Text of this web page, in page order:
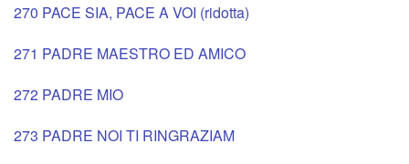
270 PACE SIA, PACE A VOI (ridotta)
271 PADRE MAESTRO ED AMICO
272 PADRE MIO
273 PADRE NOI TI RINGRAZIAM